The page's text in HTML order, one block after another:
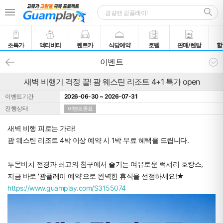
초특가 액티비티 렌트카 식당예약 호텔 판매/렌탈
이벤트
새벽 비행기 걱정 끝! 괌 웨스틴 리조트 4+1 특가 open
이벤트기간
2026-06-30 ~ 2026-07-31
진행상태
이벤트종료
새벽 비행 피로는 가라!
괌 웨스틴 리조트 4박 이상 예약 시 1박 무료 혜택을 드립니다.
투몬비치 전경과 최고의 침구에서 즐기는 여유로운 럭셔리 호캉스,
지금 바로 '괌플레이 예약'으로 완벽한 휴식을 선점하세요!★
https://www.guamplay.com/S3155074